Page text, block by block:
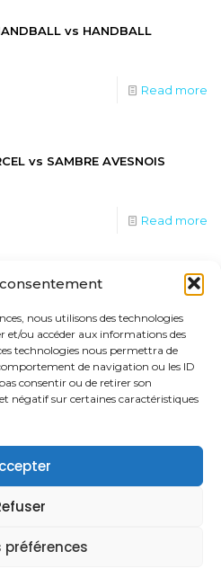
nous utilisons des technologies
et/ou accéder aux informations des
technologies nous permettra de
de navigation ou les ID
consentir ou de retirer son
négatif sur certaines caractéristiques
préférences
vs HANDBALL
Read more
vs SAMBRE AVESNOIS
Read more
vs CSA KREMLIN-
Read more
vs SBBL HANDBALL
Read more